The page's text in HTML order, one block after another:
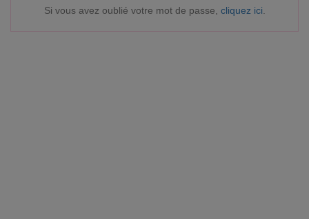
Si vous avez oublié votre mot de passe, cliquez ici